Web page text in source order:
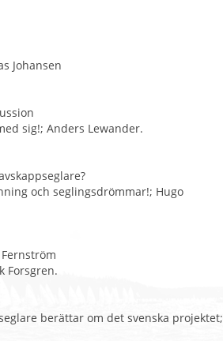
Johansen
sig!; Anders Lewander.
och seglingsdrömmar!; Hugo
Forsgren.
berättar om det svenska projektet;